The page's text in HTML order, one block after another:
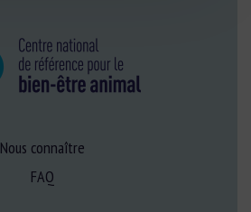
Nous connaître
FAQ